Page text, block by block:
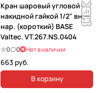
Кран шаровый угловой с
накидной гайкой 1/2" вн.-
нар. (короткий) BASE
Valtec. VT.267.NS.0404
0 0 Нет в наличии
663 руб.
В корзину